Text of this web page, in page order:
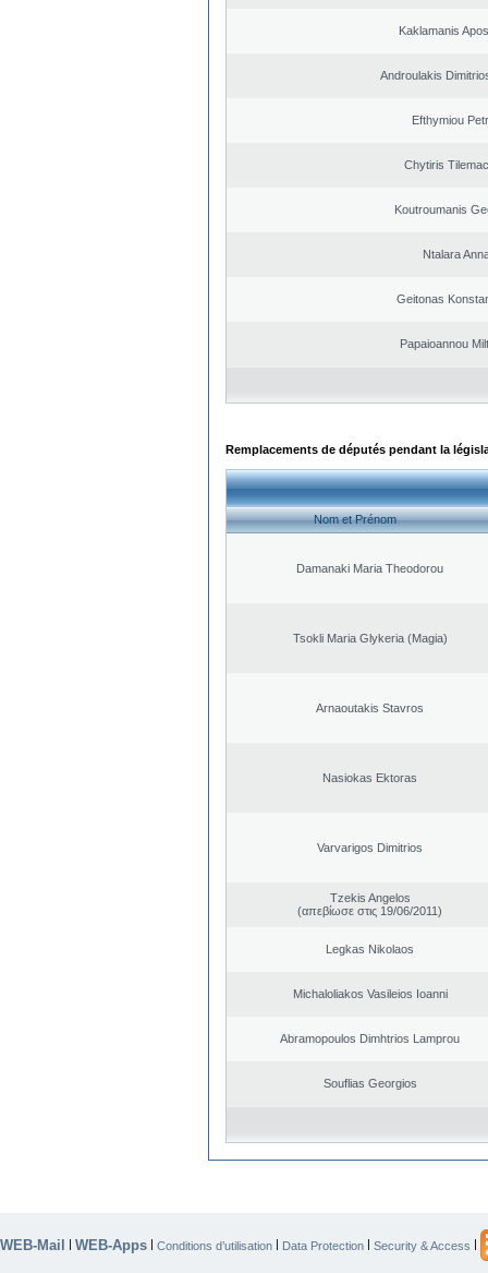
Kaklamanis
Androulakis
Efthymiou
Chytiris
Koutroumanis
Ntalara
Geitonas
Papaioannou
Remplacements de députés pendant la
Nom et Prénom
Damanaki Maria Theodorou
Tsokli Maria Glykeria (Magia)
Arnaoutakis Stavros
Nasiokas Ektoras
Varvarigos Dimitrios
Tzekis Angelos
(απεβίωσε στις 19/06/2011)
Legkas Nikolaos
Michaloliakos Vasileios Ioanni
Abramopoulos Dimhtrios Lamprou
Souflias Georgios
WEB-Mail WEB-Apps Conditions d’utilisation Data Protection Security & Access